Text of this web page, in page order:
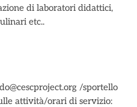
di laboratori didattici,
etc..
/sportello
attività/orari di servizio: